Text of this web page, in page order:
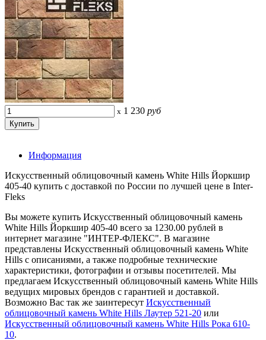
x 1 230 руб
Информация
Искусственный облицовочный камень White Hills Йоркшир
405-40 купить с доставкой по России по лучшей цене в Inter-
Fleks
Вы можете купить Искусственный облицовочный камень
White Hills Йоркшир 405-40 всего за 1230.00 рублей в
интернет магазине "ИНТЕР-ФЛЕКС". В магазине
представлены Искусственный облицовочный камень White
Hills с описаниями, а также подробные технические
характеристики, фотографии и отзывы посетителей. Мы
предлагаем Искусственный облицовочный камень White Hills
ведущих мировых брендов с гарантией и доставкой.
Возможно Вас так же заинтересут Искусственный
облицовочный камень White Hills Лаутер 521-20 или
Искусственный облицовочный камень White Hills Рока 610-
10.